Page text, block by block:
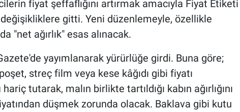
fiyat şeffaflığını artırmak amacıyla Fiyat Etiketi
gitti. Yeni düzenlemeyle, özellikle
"net ağırlık" esas alınacak.
yayımlanarak yürürlüğe girdi. Buna göre;
streç film veya kese kâğıdı gibi fiyatı
tutarak, malın birlikte tartıldığı kabın ağırlığını
düşmek zorunda olacak. Baklava gibi kutu